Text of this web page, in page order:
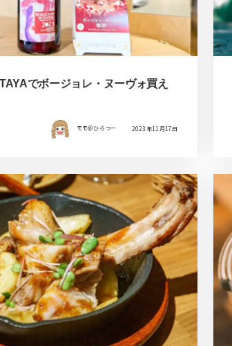
でボージョレ・ヌーヴォ買え
モモ＠ひらつー 2023年11月17日